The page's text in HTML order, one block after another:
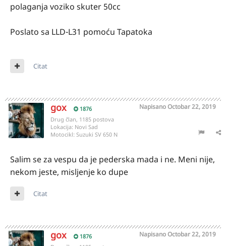
polaganja voziko skuter 50cc
Poslato sa LLD-L31 pomoću Tapatoka
Citat
gox 1876 NapisanoOctobar 22, 2019
Drug član, 1185 postova
Lokacija: Novi Sad
Motocikl: Suzuki SV 650 N
Salim se za vespu da je pederska mada i ne. Meni nije,
nekom jeste, misljenje ko dupe
Citat
gox 1876 NapisanoOctobar 22, 2019